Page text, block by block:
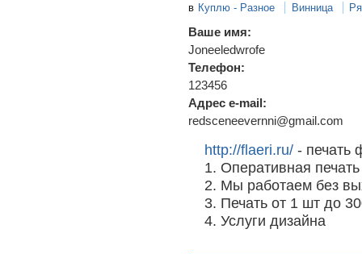
в Куплю - Разное Винница
Ваше имя:
Joneeledwrofe
Телефон:
123456
Адрес e-mail:
redsceneevernni@gmail.com
http://flaeri.ru/ - печать
1. Оперативная
2. Мы работаем без
3. Печать от 1 шт до
4. Услуги дизайна